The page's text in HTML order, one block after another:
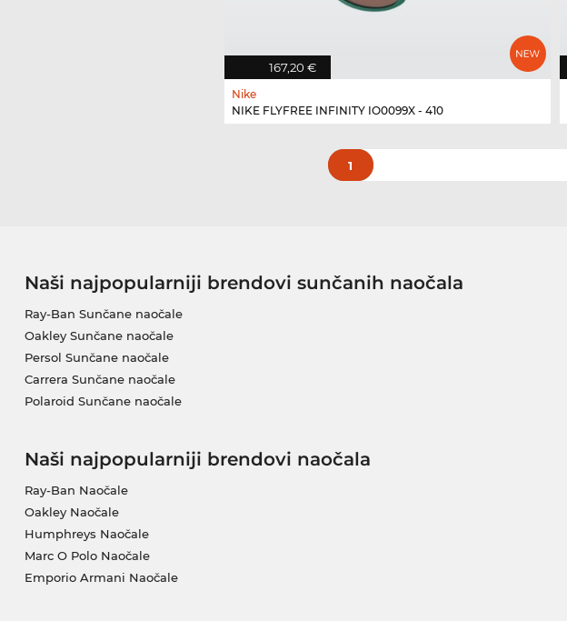
167,20 €
Nike
NIKE FLYFREE INFINITY IO0099X - 410
1
Naši najpopularniji brendovi sunčanih naočala
Ray-Ban Sunčane naočale
Oakley Sunčane naočale
Persol Sunčane naočale
Carrera Sunčane naočale
Polaroid Sunčane naočale
Naši najpopularniji brendovi naočala
Ray-Ban Naočale
Oakley Naočale
Humphreys Naočale
Marc O Polo Naočale
Emporio Armani Naočale